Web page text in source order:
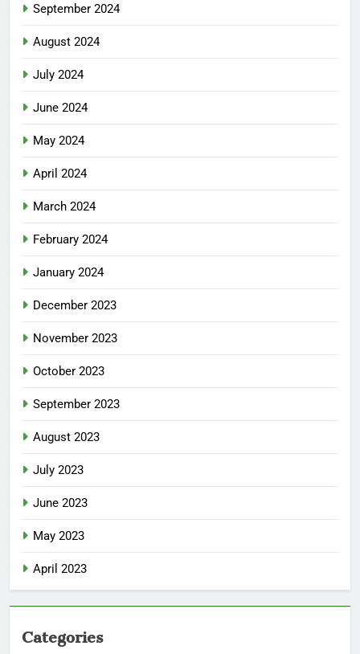
September 2024
August 2024
July 2024
June 2024
May 2024
April 2024
March 2024
February 2024
January 2024
December 2023
November 2023
October 2023
September 2023
August 2023
July 2023
June 2023
May 2023
April 2023
Categories